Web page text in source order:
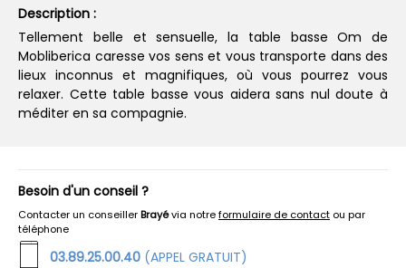
Description :
Tellement belle et sensuelle, la table basse Om de
Mobliberica caresse vos sens et vous transporte dans des
lieux inconnus et magnifiques, où vous pourrez vous
relaxer. Cette table basse vous aidera sans nul doute à
méditer en sa compagnie.
Besoin d'un conseil ?
Contacter un conseillerBrayévia notreformulaire de contact ou par
téléphone
03.89.25.00.40 (APPEL GRATUIT)